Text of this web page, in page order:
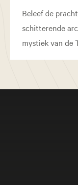
Beleef de
schitterende
mystiek van de